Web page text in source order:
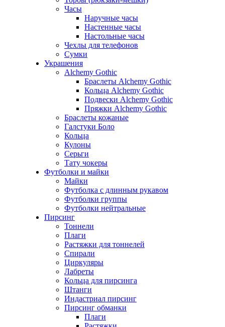
Часы
Наручные часы
Настенные часы
Настольные часы
Чехлы для телефонов
Сумки
Украшения
Alchemy Gothic
Браслеты Alchemy Gothic
Кольца Alchemy Gothic
Подвески Alchemy Gothic
Пряжки Alchemy Gothic
Браслеты кожаные
Галстуки Боло
Кольца
Кулоны
Серьги
Тату чокеры
Футболки и майки
Майки
Футболка с длинным рукавом
Футболки группы
Футболки нейтральные
Пирсинг
Тоннели
Плаги
Растяжки для тоннелей
Спирали
Циркуляры
Лабреты
Кольца для пирсинга
Штанги
Индастриал пирсинг
Пирсинг обманки
Плаги